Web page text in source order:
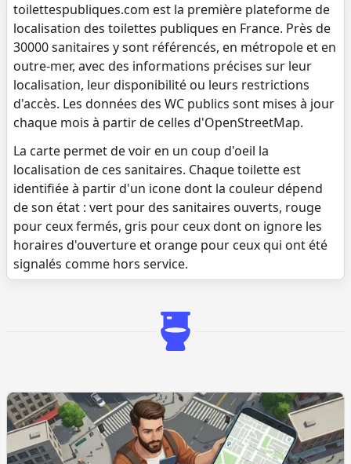
toilettespubliques.com est la première plateforme de
localisation des toilettes publiques en France. Près de
30000 sanitaires y sont référencés, en métropole et en
outre-mer, avec des informations précises sur leur
localisation, leur disponibilité ou leurs restrictions
d'accès. Les données des WC publics sont mises à jour
chaque mois à partir de celles d'OpenStreetMap.
La carte permet de voir en un coup d'oeil la
localisation de ces sanitaires. Chaque toilette est
identifiée à partir d'un icone dont la couleur dépend
de son état : vert pour des sanitaires ouverts, rouge
pour ceux fermés, gris pour ceux dont on ignore les
horaires d'ouverture et orange pour ceux qui ont été
signalés comme hors service.